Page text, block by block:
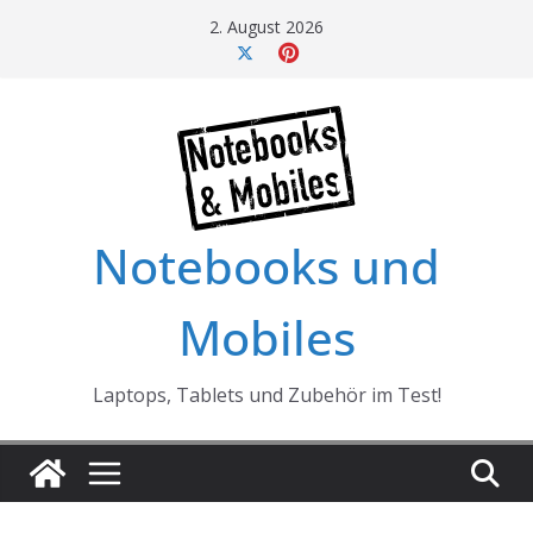
2. August 2026
Notebooks und
Mobiles
Laptops, Tablets und Zubehör im Test!